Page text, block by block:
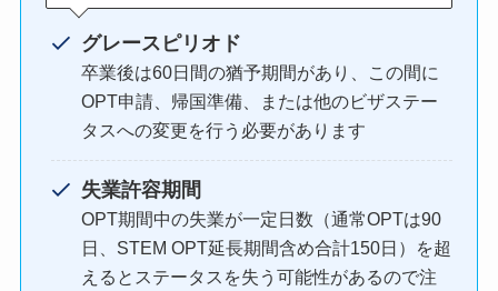
グレースピリオド
卒業後は60日間の猶予期間があり、この間に
OPT申請、帰国準備、または他のビザステー
タスへの変更を行う必要があります
失業許容期間
OPT期間中の失業が一定日数（通常OPTは90
日、STEM OPT延長期間含め合計150日）を超
えるとステータスを失う可能性があるので注